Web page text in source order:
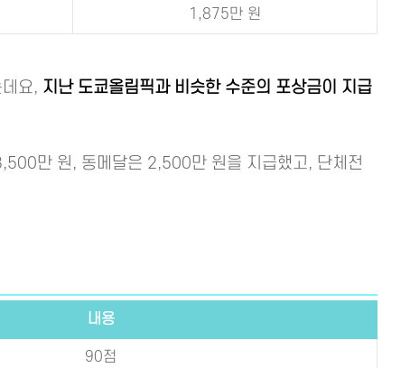
1,875만 원
요, 지난 도쿄올림픽과 비슷한 수준의 포상금이 지급
만 원, 동메달은 2,500만 원을 지급했고, 단체전
내용
90점